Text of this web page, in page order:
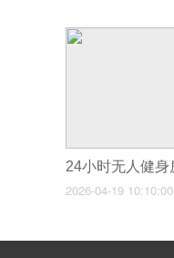
2026-04-19 10:10:00